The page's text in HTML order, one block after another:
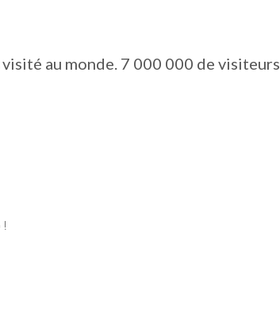
au monde. 7 000 000 de visiteurs
!